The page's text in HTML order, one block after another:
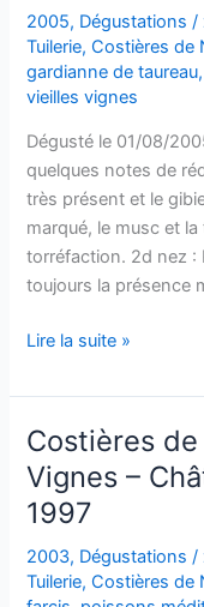
2005, Dégustations /
Tuilerie,Costières de
gardianne de taureau,
vieilles vignes
Dégusté le 01/08/
quelques notes de
très présent et le
marqué, le musc et
torréfaction. 2d nez :
toujours la présence
Costières
Nîmes
–
Vieilles
Vignes
–
de
la
Lire la suite »
Costières
Vignes –
1997
2003, Dégustations /
Tuilerie,Costières de